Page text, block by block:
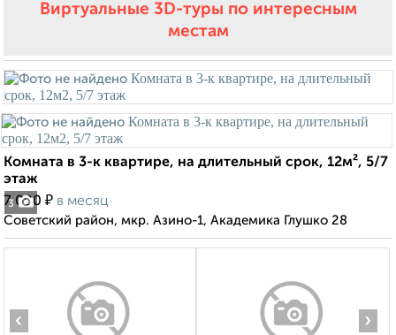
Виртуальные 3D-туры по интересным
местам
3
Комната в 3-к квартире, на длительный срок, 12м², 5/7
этаж
7 000 ₽ в месяц
Советский район, мкр. Азино-1, Академика Глушко 28
‹ ›